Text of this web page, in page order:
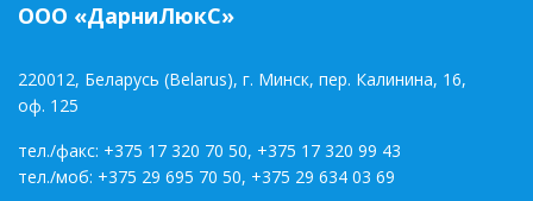
ООО «ДарниЛюкС»
220012, Беларусь (Belarus), г. Минск, пер. Калинина, 16,
оф. 125
тел./факс: +375 17 320 70 50, +375 17 320 99 43
тел./моб: +375 29 695 70 50, +375 29 634 03 69